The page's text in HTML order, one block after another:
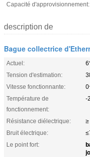
Capacité d'approvisionnement:
description de
Bague collectrice
Actuel:
Tension d'estimation:
Vitesse fonctionnante:
Température de
fonctionnement:
-
Résistance diélectrique:
≥
Bruit électrique:
Le point fort: